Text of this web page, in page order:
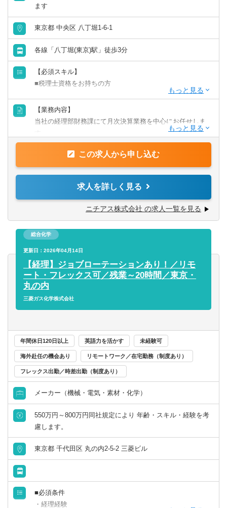
ます
東京都 中央区 八丁堀1-6-1
各線「八丁堀(東京)駅」徒歩3分
【必須スキル】
■税理士資格をお持ちの方
【歓迎スキル】
■会計事務所や税理士事務所出身の方
【企業担当の推しポイント】
離職率約3%という数値にも働きやすさが表れており、今
回の転職で長期に渡り働ける企業への転職をお考えの方に
は大変お勧めできる企業です。
■製造業界の幅広い企業との取引があり、事業のリスク分散
ができております。創業120年以上となった現在も、利益率
10％以上をキープしながら経営を行っております。
【業務内容】
当社の経理部財務課にて月次決算業務を中心にお任せしま
■単体・連結決算業務
■税金計算・申告
のやりとり
※ご経験に応じて業務を決定致します。これらの業務を財
務課のメンバーで分担・協力しながら対応して頂きます。
【配属先部署】
管理本部経理部経理課への配属となります。経理部は経理
代4名）、一般職1名の構成です。
【当社の魅力】
■当社は主に断熱材やガスケットなど”熱や高温のガス、蒸
気を「断つ、保つ」技術”に強みを持った製品を作っていま
す。
宇宙等幅広い業界と取引があり、景気や業界不振に左右さ
れにくい体制が取れています。
■当社は利益率は10％・製造業の9割と取引のある安定企業
です。リーマンショック時にも売上に大きなへこみもな
く、現在まで安定的に推移しています。
【働き方】
■休日：土日祝休み
■年間休日：128日
この求人から申し込む
求人を詳しく見る
ニチアス株式会社 の求人一覧を見る
総合化学
更新日：2026年04月14日
【経理】ジョブローテーションあり！／リモ
ート・フレックス可／残業～20時間／東京・
丸の内
三菱ガス化学株式会社
年間休日120日以上 英語力を活かす 未経験可
海外赴任の機会あり リモートワーク／在宅勤務（制度あり）
フレックス出勤／時差出勤（制度あり）
メーカー（機械・電気・素材・化学）
550万円～800万円同社規定により 年齢・スキル・経験を考
慮します。
東京都 千代田区 丸の内2-5-2 三菱ビル
■必須条件
・経理経験